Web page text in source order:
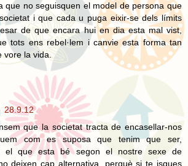
que no seguisquen el model de persona que
i que cada u puga eixir-se dels límits
de que encara hui en dia esta mal vist,
tots ens rebel·lem i canvie esta forma tan
vore la vida.
28.9.12
que la societat tracta de encasellar-nos
com es suposa que tenim que ser,
el que esta bé segon el nostre sexe de
deixen cap alternativa, perquè si te isques